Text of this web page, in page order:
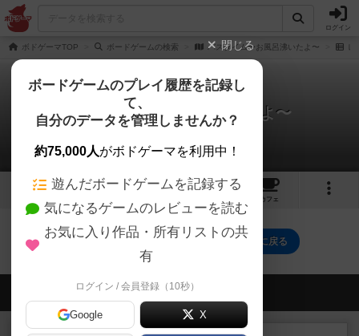
ログイン
ボドゲーマTOP ボードゲームの検索 バスタイム〜お風呂沸いたよ〜
バスタイム〜お風呂沸いたよ〜
0件のレビュー
1 1
カフェ
バスタイム〜お風呂沸いたよ〜のトップに戻る
会員の新しい投稿
ルール/インスト
閉じる
ボードゲームのプレイ履歴を記録し
て、
自分のデータを管理しませんか？
約75,000人がボドゲーマを利用中！
遊んだボードゲームを記録する
気になるゲームのレビューを読む
お気に入り作品・所有リストの共
有
ログイン / 会員登録（10秒）
Google X